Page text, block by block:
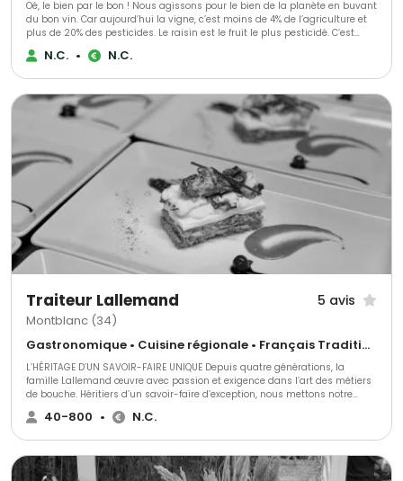
Oé, le bien par le bon ! Nous agissons pour le bien de la planète en buvant
du bon vin. Car aujourd’hui la vigne, c’est moins de 4% de l’agriculture et
plus de 20% des pesticides. Le raisin est le fruit le plus pesticidé. C’est
triste. Alors nous avons décidé de nous secouer la grappe avec vous ! Ce
que vous allez déboucher avec Oé : - du bon vin - bio & vegan -
N.C. • N.C.
Traiteur Lallemand 5 avis
Montblanc (34)
Gastronomique • Cuisine régionale • Français Traditionnel
L’HÉRITAGE D’UN SAVOIR-FAIRE UNIQUE Depuis quatre générations, la
famille Lallemand œuvre avec passion et exigence dans l’art des métiers
de bouche. Héritiers d’un savoir-faire d’exception, nous mettons notre
expertise au service de vos événements privés, professionnels et publics,
en sublimant chaque réception par une gastronomie raffinée et sur
événement un moment inoubliable.
40-800 • N.C.